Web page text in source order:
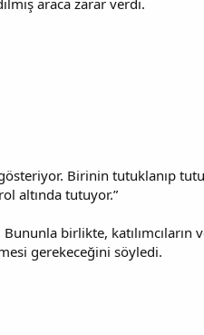
araca zarar verdi.
Birinin tutuklanıp
altında tutuyor.”
birlikte, katılımcıların
gerekeceğini söyledi.